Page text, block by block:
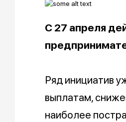
С 27 апреля
Ряд инициатив
выплатам,
наиболее